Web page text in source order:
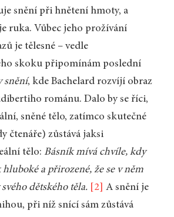
snění při hnětení hmoty, a
ruka. Vůbec jeho prožívání
je tělesné – vedle
skoku připomínám poslední
snění, kde Bachelard rozvíjí obraz
románu. Dalo by se říci,
sněné tělo, zatímco skutečné
čtenáře) zůstává jaksi
tělo: Básník mívá chvíle, kdy
a přirozené, že se v něm
dětského těla.
[2]
A snění je
při níž snící sám zůstává